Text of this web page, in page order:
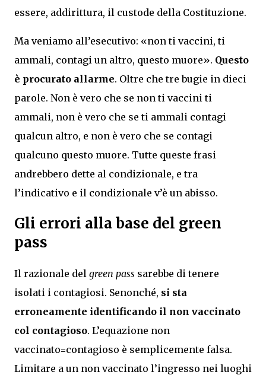
essere, addirittura, il custode della Costituzione.
Ma veniamo all’esecutivo: «non ti vaccini, ti
ammali, contagi un altro, questo muore». Questo
è procurato allarme. Oltre che tre bugie in dieci
parole. Non è vero che se non ti vaccini ti
ammali, non è vero che se ti ammali contagi
qualcun altro, e non è vero che se contagi
qualcuno questo muore. Tutte queste frasi
andrebbero dette al condizionale, e tra
l’indicativo e il condizionale v’è un abisso.
Gli errori alla base del green
pass
Il razionale del green pass sarebbe di tenere
isolati i contagiosi. Senonché, si sta
erroneamente identificando il non vaccinato
col contagioso. L’equazione non
vaccinato=contagioso è semplicemente falsa.
Limitare a un non vaccinato l’ingresso nei luoghi